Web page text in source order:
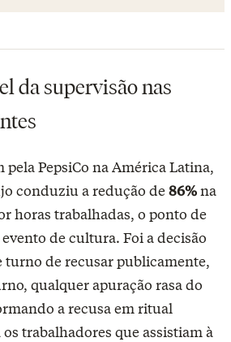
da supervisão nas
pela PepsiCo na América Latina,
conduziu a redução de86%na
horas trabalhadas, o ponto de
de cultura. Foi a decisão
turno de recusar publicamente,
qualquer apuração rasa do
a recusa em ritual
trabalhadores que assistiam à